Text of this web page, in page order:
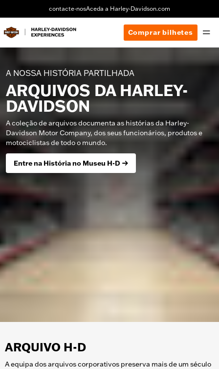
contacte-nosAceda a Harley-Davidson.com
Comprar bilhetes
A NOSSA HISTÓRIA PARTILHADA
ARQUIVOS DA HARLEY-
DAVIDSON
A coleção de arquivos documenta as histórias da Harley-
Davidson Motor Company, dos seus funcionários, produtos e
motociclistas de todo o mundo.
Entre na História no Museu H-D
ARQUIVO H-D
A equipa dos arquivos corporativos preserva mais de um século